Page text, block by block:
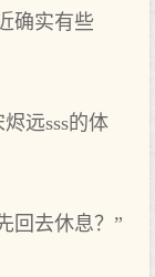
确实有些
远sss的体
回去休息？”